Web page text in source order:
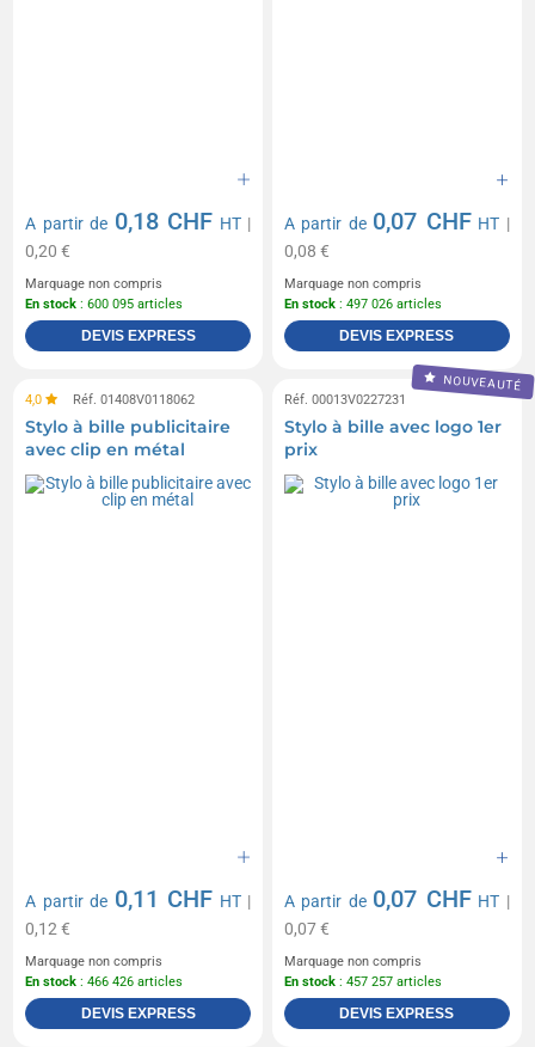
A partir de 0,18 CHF HT|
0,20 €
Marquage non compris
En stock : 600 095 articles
DEVIS EXPRESS
A partir de 0,07 CHF HT |
0,08 €
Marquage non compris
En stock : 497 026 articles
DEVIS EXPRESS
4,0 Réf. 01408V0118062
Stylo à bille publicitaire
avec clip en métal
A partir de 0,11 CHF HT|
0,12 €
Marquage non compris
En stock : 466 426 articles
DEVIS EXPRESS
NOUVEAUTÉ
Réf. 00013V0227231
Stylo à bille avec logo 1er
prix
A partir de 0,07 CHF HT |
0,07 €
Marquage non compris
En stock : 457 257 articles
DEVIS EXPRESS